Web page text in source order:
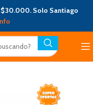
$30.000. Solo Santiago